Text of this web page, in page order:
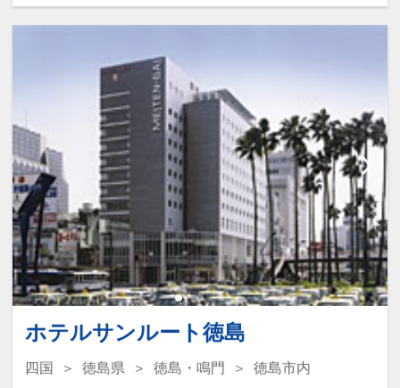
で、ブランド鳴門鯛を釣り上げましょ
※魚代金は別途有料
魚種：鯛・アジ・ハマチ・ウマヅラハゲ
等季節により変動あり
営業時間： 10：00～17：00
※荒天時は中止となる場合もございま
す。
●3歳～小学生のお子様に「たぬきのお
金」をご用意
お子様おひとり様につき500両(100両×5
枚つづり)
たぬきのお金で縁日やアクティビティを
★本プランの定量カーボン・オフセット
について ★
※画像をクリック/タップで拡大しま
す。
ホテルサンルート徳島
四国 徳島県 徳島・鳴門
徳島市内